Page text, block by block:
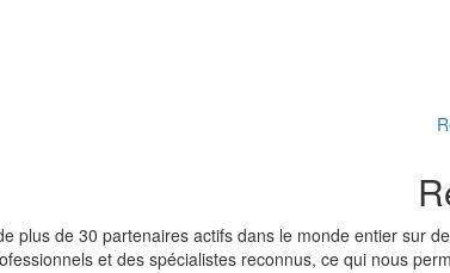
plus de 30 partenaires actifs dans le monde entier sur
et des spécialistes reconnus, ce qui nous